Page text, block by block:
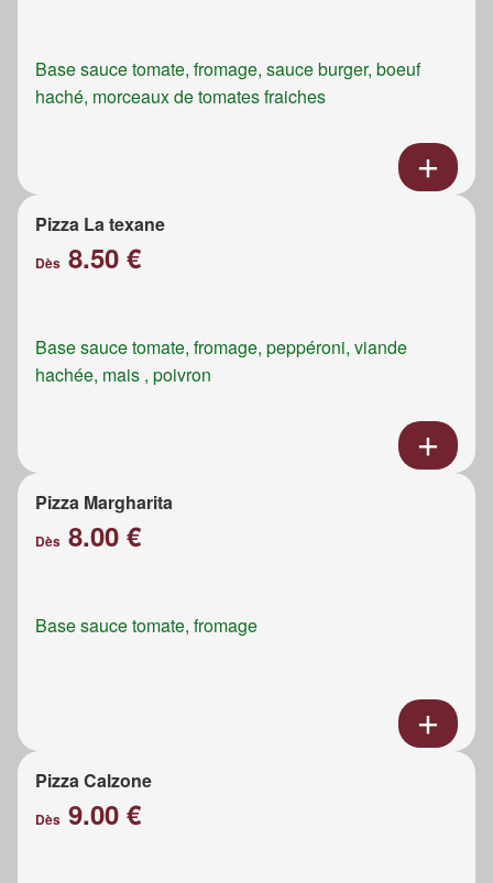
Base sauce tomate, fromage, sauce burger, boeuf
haché, morceaux de tomates fraiches
Pizza La texane
Dès 8.50 €
Base sauce tomate, fromage, peppéroni, viande
hachée, mais , poivron
Pizza Margharita
Dès 8.00 €
Base sauce tomate, fromage
Pizza Calzone
Dès 9.00 €